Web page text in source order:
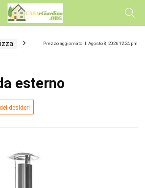
Prezzo aggiornato il: Agosto 8, 2026 12:24 pm
esterno
desideri